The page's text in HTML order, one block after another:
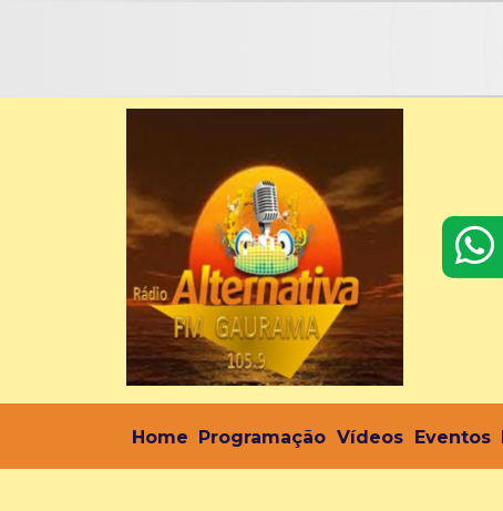
Home Programação Vídeos Eventos